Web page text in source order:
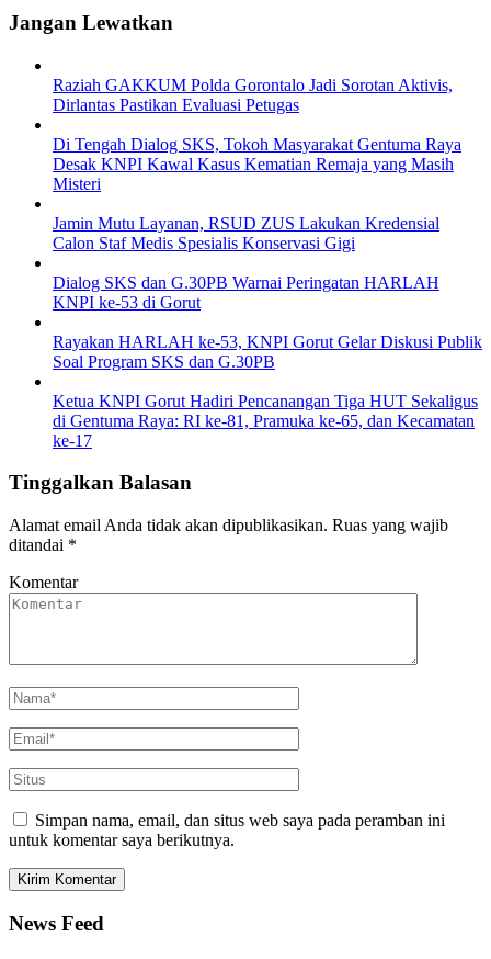
Jangan Lewatkan
Raziah GAKKUM Polda Gorontalo Jadi Sorotan Aktivis,
Dirlantas Pastikan Evaluasi Petugas
Di Tengah Dialog SKS, Tokoh Masyarakat Gentuma Raya
Desak KNPI Kawal Kasus Kematian Remaja yang Masih
Misteri
Jamin Mutu Layanan, RSUD ZUS Lakukan Kredensial
Calon Staf Medis Spesialis Konservasi Gigi
Dialog SKS dan G.30PB Warnai Peringatan HARLAH
KNPI ke-53 di Gorut
Rayakan HARLAH ke-53, KNPI Gorut Gelar Diskusi Publik
Soal Program SKS dan G.30PB
Ketua KNPI Gorut Hadiri Pencanangan Tiga HUT Sekaligus
di Gentuma Raya: RI ke-81, Pramuka ke-65, dan Kecamatan
ke-17
Tinggalkan Balasan
Alamat email Anda tidak akan dipublikasikan. Ruas yang wajib
ditandai *
Komentar
Simpan nama, email, dan situs web saya pada peramban ini
untuk komentar saya berikutnya.
News Feed